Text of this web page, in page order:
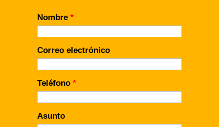
Nombre *
Correo electrónico
Teléfono *
Asunto